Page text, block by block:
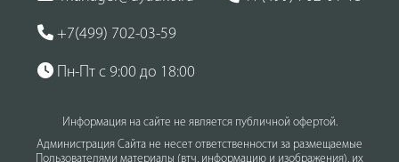
+7(499) 702-03-59
Пн-Пт с 9:00 до 18:00
Информация на сайте не является публичной офертой.
Администрация Сайта не несет ответственности за размещаемые
Пользователями материалы (втч, информацию и изображения), их